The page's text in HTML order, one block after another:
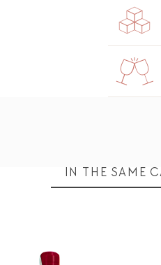
IN THE SAME